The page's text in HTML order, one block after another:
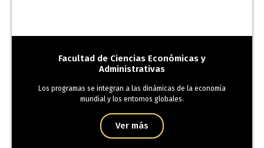
Facultad de Ciencias Económicas y
Administrativas
Los programas se integran a las dinámicas de la economía
mundial y los entornos globales.
Ver más